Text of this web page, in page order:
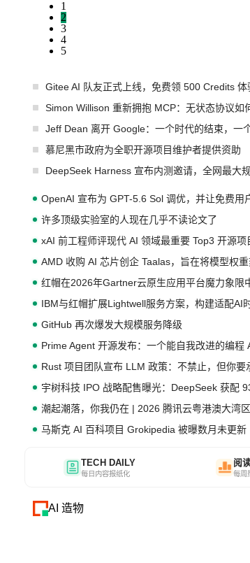
1
2
3
4
5
Gitee AI 队友正式上线，免费领 500 Credits 体
Simon Willison 重新拥抱 MCP：无状态协议如
Jeff Dean 离开 Google：一个时代的结束，一
慕尼黑市政府为全职开源项目维护者提供资助
DeepSeek Harness 宣布内测邀请，全网最大
OpenAI 宣布为 GPT-5.6 Sol 调优，并让免费用
许多顶级实验室的人现在几乎不读论文了
xAI 前工程师评现代 AI 领域最重要 Top3 开源项
AMD 收购 AI 芯片创企 Taalas，旨在将模型权
红帽在2026年Gartner云原生应用平台魔力象限
IBM与红帽扩展Lightwell服务方案，构建适配AI
GitHub 再次爆发大规模服务降级
Prime Agent 开源发布：一个能自我改进的编
Rust 项目团队宣布 LLM 政策：不禁止，但你要
宇树科技 IPO 战略配售曝光：DeepSeek 获配
潮起潮落，你我仍在 | 2026 腾讯云粤港澳大湾
马斯克 AI 百科项目 Grokipedia 被曝数月未更新
TECH DAILY
每日内容报纸化
阅
每周
AI 造物